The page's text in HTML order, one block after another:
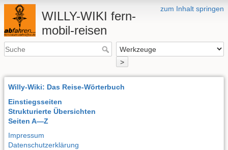
zum Inhalt springen
WILLY-WIKI fern-
mobil-reisen
>
Willy-Wiki: Das Reise-Wörterbuch
Einstiegsseiten
Strukturierte Übersichten
Seiten A—Z
Impressum
Datenschutzerklärung